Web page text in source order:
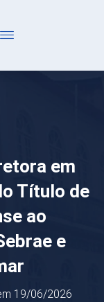
em
Título de
ao
e
19/06/2026